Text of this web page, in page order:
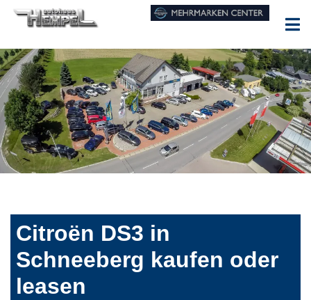
Citroën DS3 in
Schneeberg kaufen oder
leasen